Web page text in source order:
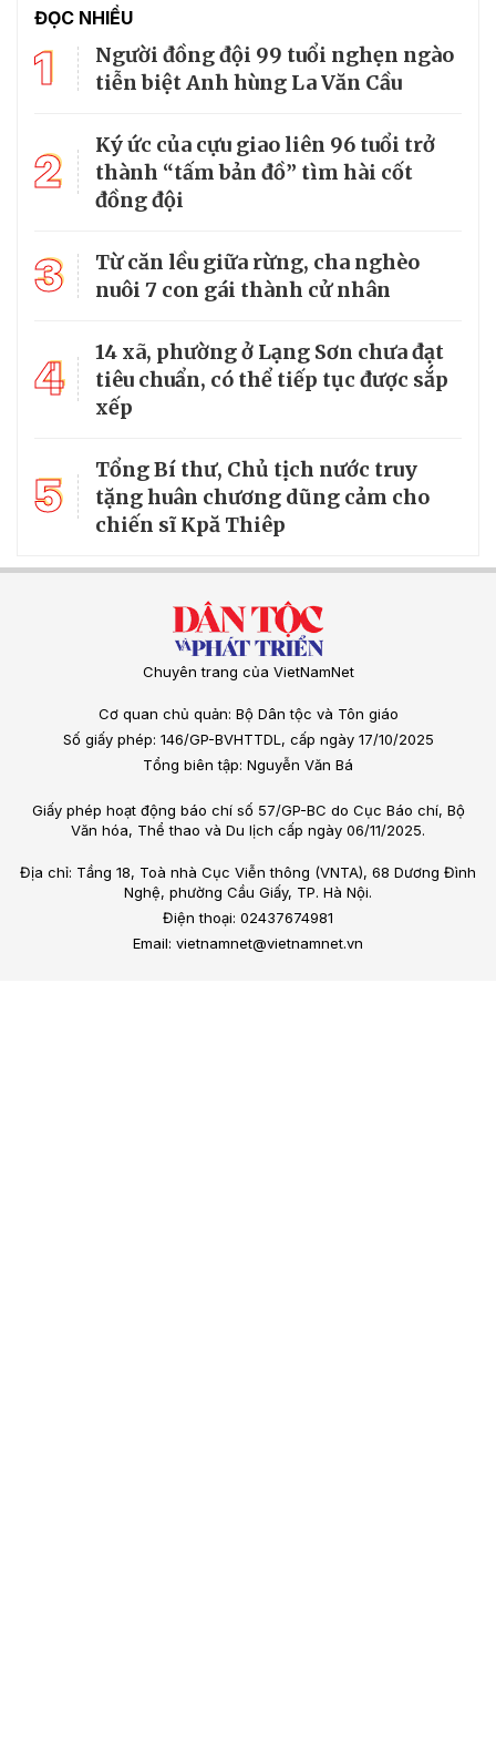
ĐỌC NHIỀU
1
Người đồng đội 99 tuổi nghẹn ngào
tiễn biệt Anh hùng La Văn Cầu
2
Ký ức của cựu giao liên 96 tuổi trở
thành “tấm bản đồ” tìm hài cốt
đồng đội
3
Từ căn lều giữa rừng, cha nghèo
nuôi 7 con gái thành cử nhân
4
14 xã, phường ở Lạng Sơn chưa đạt
tiêu chuẩn, có thể tiếp tục được sắp
xếp
5
Tổng Bí thư, Chủ tịch nước truy
tặng huân chương dũng cảm cho
chiến sĩ Kpă Thiêp
Chuyên trang của VietNamNet
Cơ quan chủ quản: Bộ Dân tộc và Tôn giáo
Số giấy phép: 146/GP-BVHTTDL, cấp ngày 17/10/2025
Tổng biên tập: Nguyễn Văn Bá
Giấy phép hoạt động báo chí số 57/GP-BC do Cục Báo chí, Bộ
Văn hóa, Thể thao và Du lịch cấp ngày 06/11/2025.
Địa chỉ: Tầng 18, Toà nhà Cục Viễn thông (VNTA), 68 Dương Đình
Nghệ, phường Cầu Giấy, TP. Hà Nội.
Điện thoại: 02437674981
Email: vietnamnet@vietnamnet.vn